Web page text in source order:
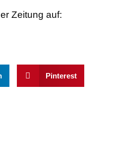
Zeitung auf:
Pinterest